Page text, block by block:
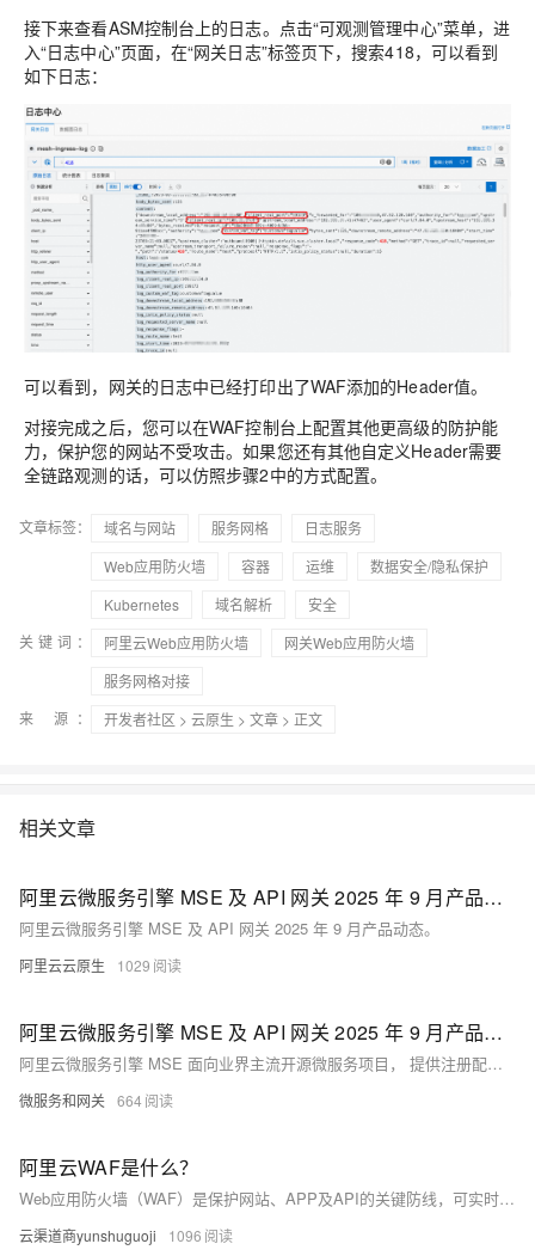
接下来查看ASM控制台上的日志。点击“可观测管理中心”菜单，进
入“日志中心”页面，在“网关日志”标签页下，搜索418，可以看到
如下日志：
可以看到，网关的日志中已经打印出了WAF添加的Header值。
对接完成之后，您可以在WAF控制台上配置其他更高级的防护能
力，保护您的网站不受攻击。如果您还有其他自定义Header需要
全链路观测的话，可以仿照步骤2中的方式配置。
文章标签： 域名与网站 服务网格
日志服务
Web应用防火墙
容器 运维
数据安全/隐私保护
Kubernetes
域名解析
安全
关键词：
阿里云Web应用防火墙
网关Web应用防火墙
服务网格对接
来 源：
开发者社区 > 云原生 > 文章 > 正文
相关文章
阿里云微服务引擎 MSE 及 API 网关 2025 年 9 月产品动态
阿里云微服务引擎 MSE 及 API 网关 2025 年 9 月产品动态。
阿里云云原生 1029
阿里云微服务引擎 MSE 及 API 网关 2025 年 9 月产品动态
阿里云微服务引擎 MSE 面向业界主流开源微服务项目， 提供注册配置中心和分布式协调（原生支持 Nacos/ZooKeeper/Eureka ）、云原生网关（原生支持Higress/Nginx/Envoy，遵循Ingress标准）、微服务治理（原生支持 Spring Cloud/Dubbo/Sentinel，遵循 OpenSergo 服务治理规范）能力。API 网关 (API Gateway），提供 APl 托管服务，覆盖设计、开发、测试、发布、售卖、运维监测、安全管控、下线等 API 生命周期阶段。帮助您快速构建以 API 为核心的系统架构．满足新技术引入、系统集成、业务中台等诸多场景需要。
微服务和网关 664
阿里云WAF是什么？
Web应用防火墙（WAF）是保护网站、APP及API的关键防线，可实时监控并阻断恶意流量，防范数据泄露与常见攻击。它通过分析HTTP请求，识别威胁，保障敏感信息，满足合规要求，支持云、主机、网络多场景部署，助力企业构建坚实的安全屏障。
云渠道商yunshuguoji 1096